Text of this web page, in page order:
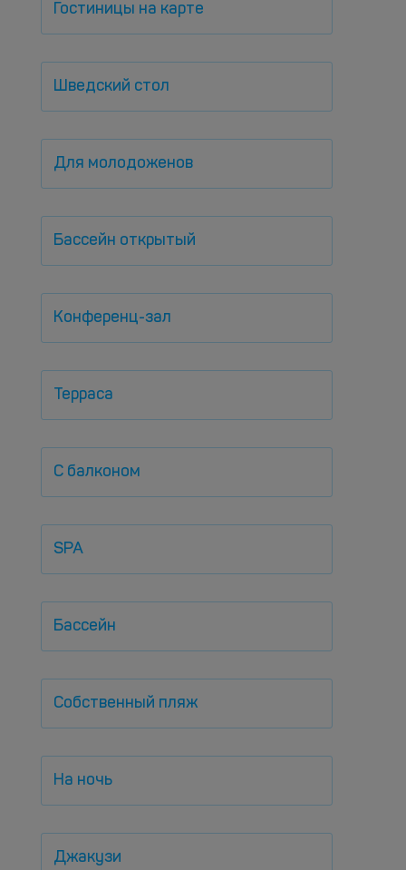
Гостиницы на карте
Шведский стол
Для молодоженов
Бассейн открытый
Конференц-зал
Терраса
С балконом
SPA
Бассейн
Собственный пляж
На ночь
Джакузи